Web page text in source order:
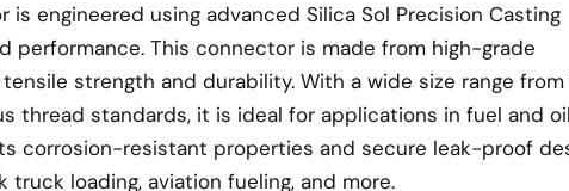
is engineered using advanced Silica Sol Precision Casting
performance. This connector is made from high-grade
strength and durability. With a wide size range from
thread standards, it is ideal for applications in fuel and
corrosion-resistant properties and secure leak-proof
loading, aviation fueling, and more.